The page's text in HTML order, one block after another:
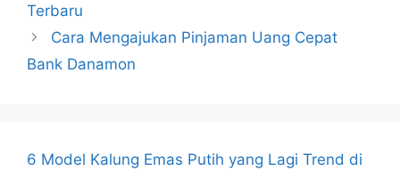
Terbaru
Cara Mengajukan Pinjaman Uang Cepat
Bank Danamon
6 Model Kalung Emas Putih yang Lagi Trend di